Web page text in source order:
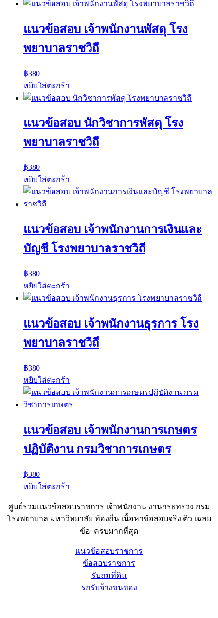
แนวข้อสอบ เจ้าพนักงานพัสดุ โรง
พยาบาลราชวิถี
฿380
หยิบใส่ตะกร้า
แนวข้อสอบ นักวิชาการพัสดุ โรง
พยาบาลราชวิถี
฿380
หยิบใส่ตะกร้า
แนวข้อสอบ เจ้าพนักงานการเงินและ
บัญชี โรงพยาบาลราชวิถี
฿380
หยิบใส่ตะกร้า
แนวข้อสอบ เจ้าพนักงานธุรการ โรง
พยาบาลราชวิถี
฿380
หยิบใส่ตะกร้า
แนวข้อสอบ เจ้าพนักงานการเกษตร
ปฏิบัติงาน กรมวิชาการเกษตร
฿380
หยิบใส่ตะกร้า
ศูนย์รวมแนวข้อสอบราชการ เจ้าพนักงาน งานกระทรวง กรม
โรงพยาบาล มหาวิทยาลัย ท้องถิ่น เนื้อหาข้อสอบจริง ติว เฉลย
ข้อ ครบมากที่สุด
แนวข้อสอบราชการ
ข้อสอบราชการ
รับถมที่ดิน
รถรับจ้างขนของ